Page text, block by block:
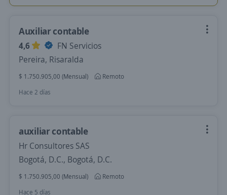
Auxiliar contable
4,6
FN Servicios
Pereira, Risaralda
$ 1.750.905,00 (Mensual)
Remoto
Hace 2 días
auxiliar contable
Hr Consultores SAS
Bogotá, D.C., Bogotá, D.C.
$ 1.750.905,00 (Mensual)
Remoto
Hace 5 días